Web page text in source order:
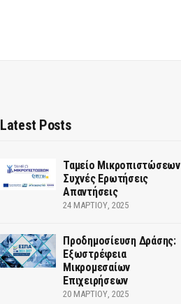
Latest Posts
Ταμείο Μικροπιστώσεων
Συχνές Ερωτήσεις
Απαντήσεις
24 ΜΑΡΤΊΟΥ, 2025
Προδημοσίευση Δράσης:
Εξωστρέφεια
Μικρομεσαίων
Επιχειρήσεων
20 ΜΑΡΤΊΟΥ, 2025